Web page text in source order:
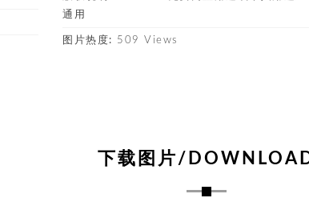
通用
图片热度: 509 Views
下载图片/